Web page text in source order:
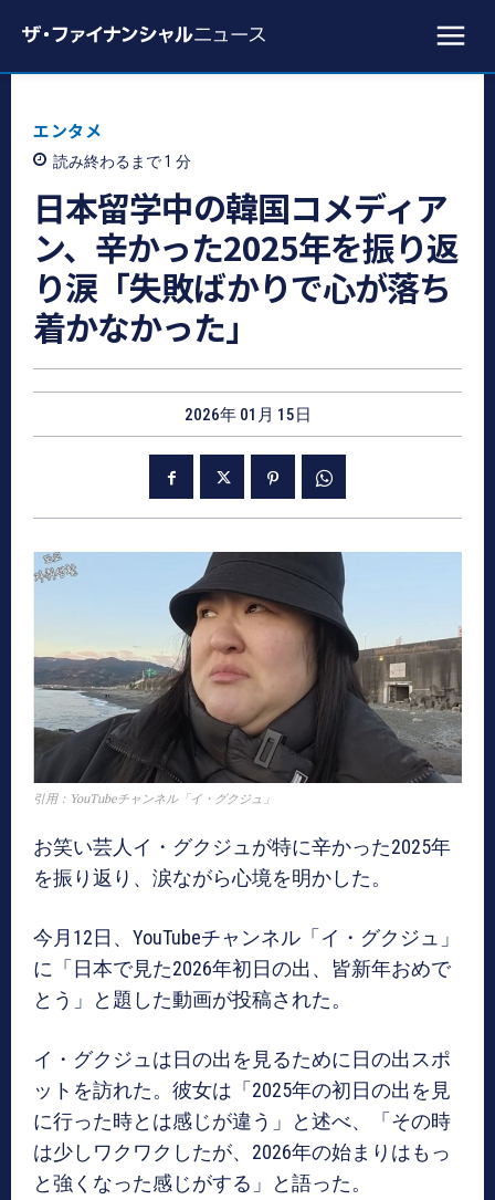
エンタメ
読み終わるまで 1 分
日本留学中の韓国コメディア
ン、辛かった2025年を振り返
り涙「失敗ばかりで心が落ち
着かなかった」
2026年 01月 15日
引用：YouTubeチャンネル「イ・グクジュ」
お笑い芸人イ・グクジュが特に辛かった2025年
を振り返り、涙ながら心境を明かした。
今月12日、YouTubeチャンネル「イ・グクジュ」
に「日本で見た2026年初日の出、皆新年おめで
とう」と題した動画が投稿された。
イ・グクジュは日の出を見るために日の出スポ
ットを訪れた。彼女は「2025年の初日の出を見
に行った時とは感じが違う」と述べ、「その時
は少しワクワクしたが、2026年の始まりはもっ
と強くなった感じがする」と語った。